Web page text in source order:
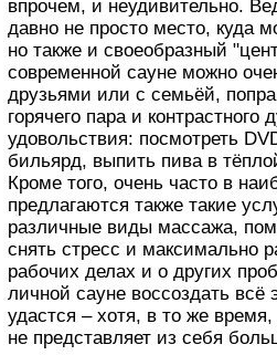
впрочем, и неудивительно.
давно не просто место, куда
но также и своеобразный
современной сауне можно
друзьями или с семьёй,
горячего пара и
удовольствия: посмотреть
бильярд, выпить пива в
Кроме того, очень часто в
предлагаются также такие
различные виды массажа,
снять стресс и максимально
рабочих делах и о других
личной сауне воссоздать всё
удастся – хотя, в то же
не представляет из себя